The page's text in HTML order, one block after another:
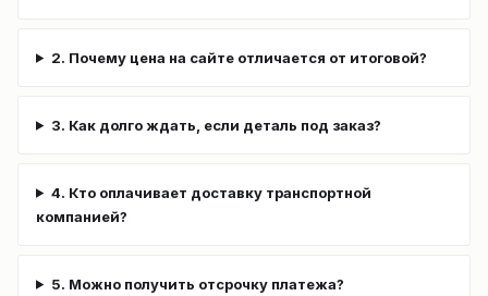
2. Почему цена на сайте отличается от итоговой?
3. Как долго ждать, если деталь под заказ?
4. Кто оплачивает доставку транспортной
компанией?
5. Можно получить отсрочку платежа?